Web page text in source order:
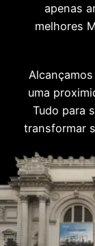
apenas
melhores
uma
Tudo para
transformar